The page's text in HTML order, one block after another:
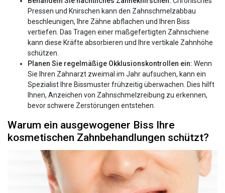
Pressen und Knirschen kann den Zahnschmelzabbau
beschleunigen, Ihre Zähne abflachen und Ihren Biss
vertiefen. Das Tragen einer maßgefertigten Zahnschiene
kann diese Kräfte absorbieren und Ihre vertikale Zahnhöhe
schützen.
Planen Sie regelmäßige Okklusionskontrollen ein: Wenn
Sie Ihren Zahnarzt zweimal im Jahr aufsuchen, kann ein
Spezialist Ihre Bissmuster frühzeitig überwachen. Dies hilft
Ihnen, Anzeichen von Zahnschmelzreibung zu erkennen,
bevor schwere Zerstörungen entstehen.
Warum ein ausgewogener Biss Ihre
kosmetischen Zahnbehandlungen schützt?